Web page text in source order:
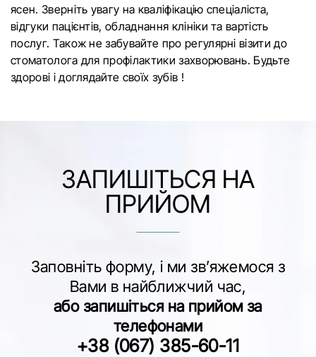
ясен. Зверніть увагу на кваліфікацію спеціаліста,
відгуки пацієнтів, обладнання клініки та вартість
послуг. Також не забувайте про регулярні візити до
стоматолога для профілактики захворювань. Будьте
здорові і доглядайте своїх зубів !
ЗАПИШІТЬСЯ НА
ПРИЙОМ
Заповніть форму, і ми зв’яжемося з
Вами в найближчий час,
або запишіться на прийом за
телефонами
+38 (067) 385-60-11